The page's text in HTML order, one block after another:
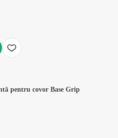
pentru covor Base Grip